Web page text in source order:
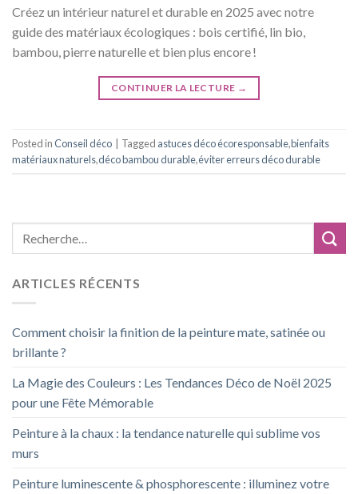
Créez un intérieur naturel et durable en 2025 avec notre
guide des matériaux écologiques : bois certifié, lin bio,
bambou, pierre naturelle et bien plus encore !
CONTINUER LA LECTURE →
Posted inConseil déco Tagged astuces déco écoresponsable,bienfaits
matériaux naturels,déco bambou durable,éviter erreurs déco durable
ARTICLES RÉCENTS
Comment choisir la finition de la peinture mate, satinée ou
brillante ?
La Magie des Couleurs : Les Tendances Déco de Noël 2025
pour une Fête Mémorable
Peinture à la chaux : la tendance naturelle qui sublime vos
murs
Peinture luminescente & phosphorescente : illuminez votre